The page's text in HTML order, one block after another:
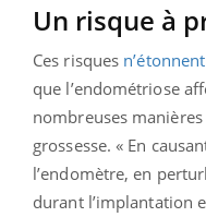
Un risque à
Ces risques
que l’endométriose
nombreuses
grossesse. « En
l’endomètre, en
durant l’implantation